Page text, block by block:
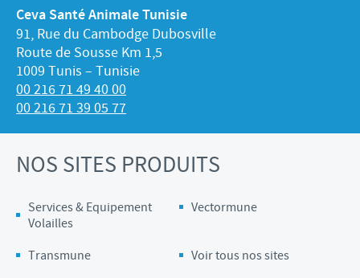
Ceva Santé Animale Tunisie
91, Rue du Cambodge Dubosville
Route de Sousse Km 1,5
1009 Tunis – Tunisie
00 216 71 49 40 00
00 216 71 39 05 77
NOS SITES PRODUITS
Services & Equipement
Volailles
Vectormune
Transmune Voir tous nos sites